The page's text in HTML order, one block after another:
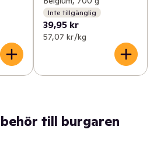
Inte tillgänglig
39,95 kr
57,07 kr /kg
till burgaren